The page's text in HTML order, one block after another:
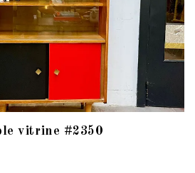
vitrine #2350